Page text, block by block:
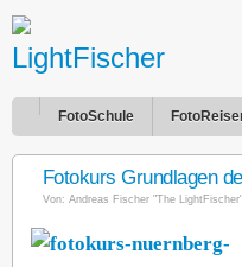
FotoSchule
Fotokurs Grundlagen
Von: Andreas Fischer "The LightFischer"